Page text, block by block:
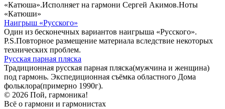
«Катюша».Исполняет на гармони Сергей Акимов.Ноты
«Катюши»
Наигрыш «Русского»
Один из бесконечных вариантов наигрыша «Русского».
P.S.Повторное размещение материала вследствие некоторых
технических проблем.
Русская парная пляска
Традиционная русская парная пляска(мужчина и женщина)
под гармонь. Экспедиционная съёмка областного Дома
фольклора(примерно 1990г).
© 2026 Пой, гармоника!
Всё о гармони и гармонистах